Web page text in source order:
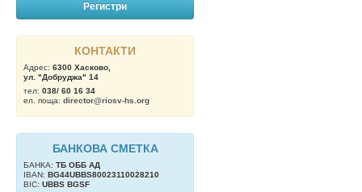
Регистри
КОНТАКТИ
Адрес: 6300 Хасково,
ул. "Добруджа" 14
тел: 038/ 60 16 34
ел. поща: director@riosv-hs.org
БАНКОВА СМЕТКА
БАНКА: ТБ OББ АД
IBAN: BG44UBBS80023110028210
BIC: UBBS BGSF